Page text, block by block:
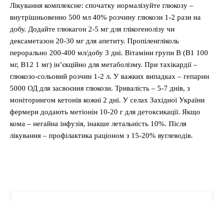
Лікування комплексне: спочатку нормалізуйте глюкозу –
внутрішньовенно 500 мл 40% розчину глюкози 1-2 рази на
добу. Додайте глюкагон 2-5 мг для глікогенолізу чи
дексаметазон 20-30 мг для апетиту. Пропіленгліколь
перорально 200-400 мл/добу 3 дні. Вітаміни групи B (B1 100
мг, B12 1 мг) ін’єкційно для метаболізму. При тахікардії –
глюкозо-сольовий розчин 1-2 л. У важких випадках – гепарин
5000 ОД для засвоєння глюкози. Тривалість – 5-7 днів, з
моніторингом кетонів кожні 2 дні. У селах Західної України
фермери додають метіонін 10-20 г для детоксикації. Якщо
кома – негайна інфузія, інакше летальність 10%. Після
лікування – профілактика раціоном з 15-20% вуглеводів.